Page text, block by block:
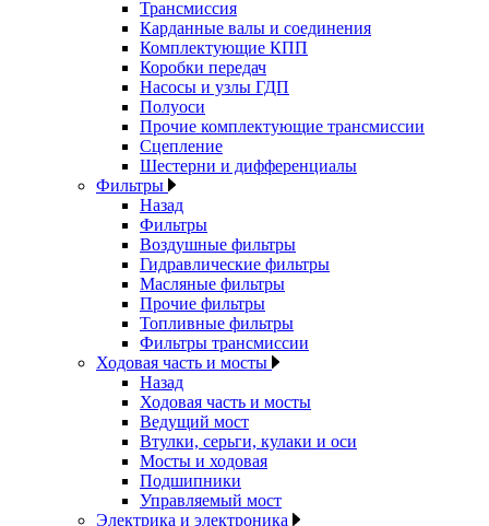
Трансмиссия
Карданные валы и соединения
Комплектующие КПП
Коробки передач
Насосы и узлы ГДП
Полуоси
Прочие комплектующие трансмиссии
Сцепление
Шестерни и дифференциалы
Фильтры
Назад
Фильтры
Воздушные фильтры
Гидравлические фильтры
Масляные фильтры
Прочие фильтры
Топливные фильтры
Фильтры трансмиссии
Ходовая часть и мосты
Назад
Ходовая часть и мосты
Ведущий мост
Втулки, серьги, кулаки и оси
Мосты и ходовая
Подшипники
Управляемый мост
Электрика и электроника